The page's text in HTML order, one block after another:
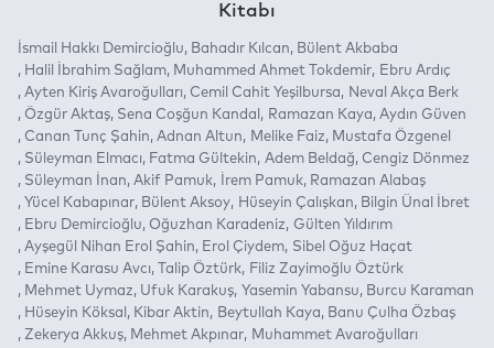
Kitabı
İsmail Hakkı Demircioğlu Bahadır Kılcan
Bülent Akbaba
Halil İbrahim Sağlam
Muhammed Ahmet Tokdemir
Ebru Ardıç
Ayten Kiriş Avaroğulları
Cemil Cahit Yeşilbursa
Neval Akça Berk
Özgür Aktaş Sena Coşğun Kandal Ramazan Kaya Aydın Güven
Canan Tunç Şahin Adnan Altun Melike Faiz
Mustafa Özgenel
Süleyman Elmacı
Fatma Gültekin Adem Beldağ
Cengiz Dönmez
Süleyman İnan Akif Pamuk İrem Pamuk
Ramazan Alabaş
Yücel Kabapınar
Bülent Aksoy Hüseyin Çalışkan
Bilgin Ünal İbret
Ebru Demircioğlu
Oğuzhan Karadeniz
Gülten Yıldırım
Ayşegül Nihan Erol Şahin
Erol Çiydem
Sibel Oğuz Haçat
Emine Karasu Avcı
Talip Öztürk
Filiz Zayimoğlu Öztürk
Mehmet Uymaz
Ufuk Karakuş Yasemin Yabansu
Burcu Karaman
Hüseyin Köksal
Kibar Aktin Beytullah Kaya
Banu Çulha Özbaş
Zekerya Akkuş
Mehmet Akpınar
Muhammet Avaroğulları